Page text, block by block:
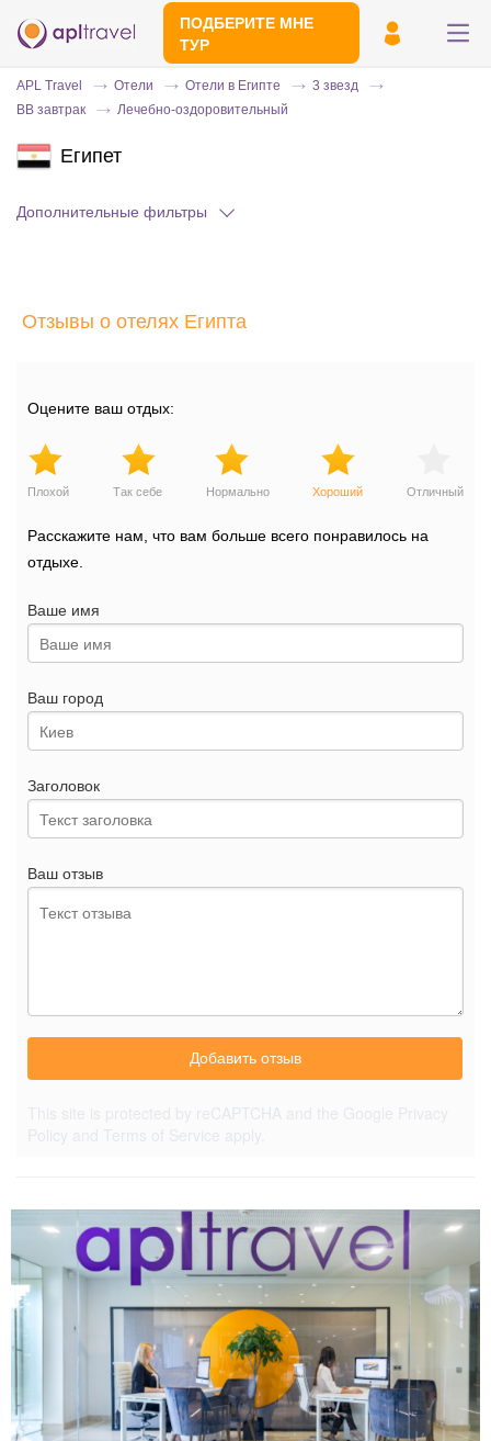
ПОДБЕРИТЕ МНЕ
ТУР
APL Travel Отели Отели в Египте
3 звезд
BB завтрак
Лечебно-оздоровительный
Египет
Дополнительные фильтры
Отзывы о отелях Египта
Оцените ваш отдых:
Плохой Так себе Нормально Хороший Отличный
Расскажите нам, что вам больше всего понравилось на
отдыхе.
Ваше имя
Ваш город
Заголовок
Ваш отзыв
Добавить отзыв